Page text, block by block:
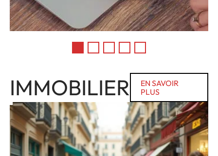
IMMOBILIER
EN SAVOIR
PLUS